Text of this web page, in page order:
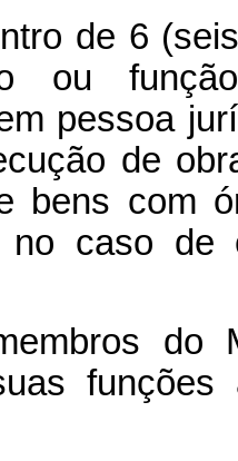
de 6
ou
pessoa
de
bens com
no caso de
do